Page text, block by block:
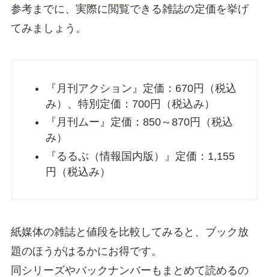
参考までに、実際に閲覧できる雑誌の定価を挙げ
てみましょう。
『月刊アクション』定価：670円（税込
み）、特別定価：700円（税込み）
『月刊ムー』定価：850～870円（税込
み）
『るるぶ（情報国内版）』定価：1,155
円（税込み）
紙媒体の雑誌と値段を比較してみると、ブック放
題のほうがはるかにお得です。
同シリーズやバックナンバーもまとめて読めるの